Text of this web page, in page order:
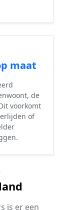
maat
de
voorkomt
of
is er een